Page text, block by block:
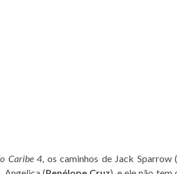
Caribe 4, os caminhos de Jack Sparrow (